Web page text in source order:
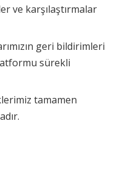
ve karşılaştırmalar
geri bildirimleri
sürekli
tamamen